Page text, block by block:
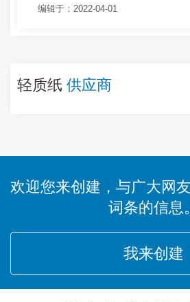
编辑于：2022-04-01
轻质纸 供应商
欢迎您来创建，与广大网
词条的信息。
我来创建